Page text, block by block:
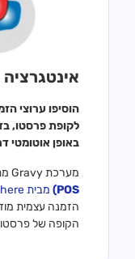
לקופת פרסטו,
באופן אוטומטי
מערכת Gravy מתחברת אל
POS) מבית YCD Atmosphere
הזמנה עצמית
הקופה של